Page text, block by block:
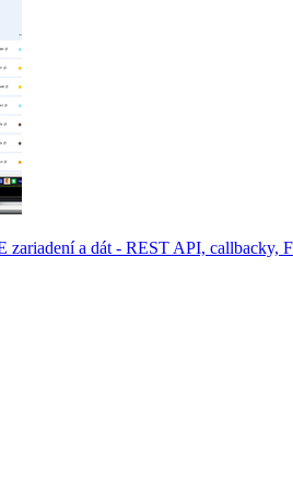
zariadení a dát - REST API, callbacky,